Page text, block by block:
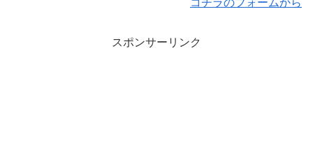
コチラのフォームから
スポンサーリンク